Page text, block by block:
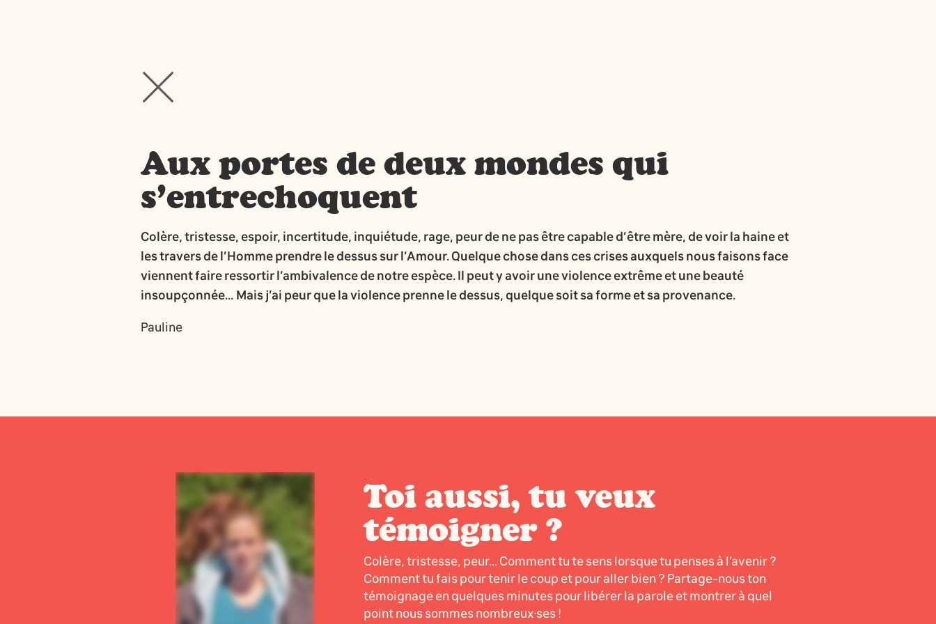
Aux portes de deux mondes qui
s’entrechoquent
Colère, tristesse, espoir, incertitude, inquiétude, rage, peur de ne pas être capable d’être mère, de voir la haine et
les travers de l’Homme prendre le dessus sur l’Amour. Quelque chose dans ces crises auxquels nous faisons face
viennent faire ressortir l’ambivalence de notre espèce. Il peut y avoir une violence extrême et une beauté
insoupçonnée… Mais j’ai peur que la violence prenne le dessus, quelque soit sa forme et sa provenance.
Pauline
Toi aussi, tu veux
témoigner ?
Colère, tristesse, peur... Comment tu te sens lorsque tu penses à l’avenir ?
Comment tu fais pour tenir le coup et pour aller bien ? Partage-nous ton
témoignage en quelques minutes pour libérer la parole et montrer à quel
point nous sommes nombreux·ses !